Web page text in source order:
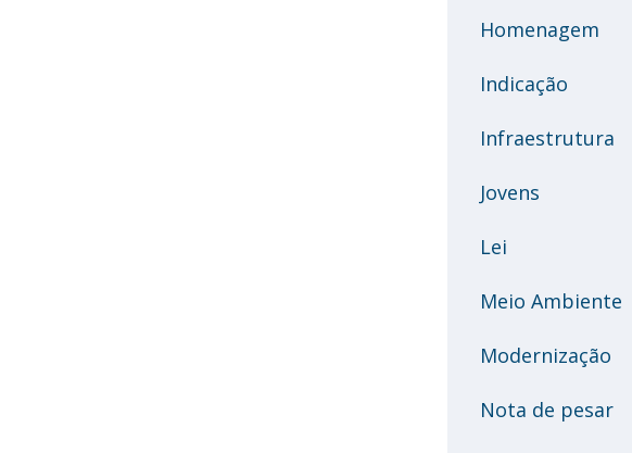
Homenagem
Indicação
Infraestrutura
Jovens
Lei
Meio Ambiente
Modernização
Nota de pesar